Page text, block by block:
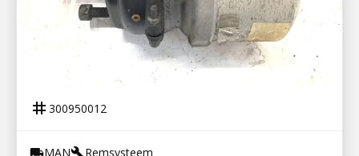
300950012
REMBOOSTER LA 16/24
tag 300950012
local_shippingMANbuildRemsysteem